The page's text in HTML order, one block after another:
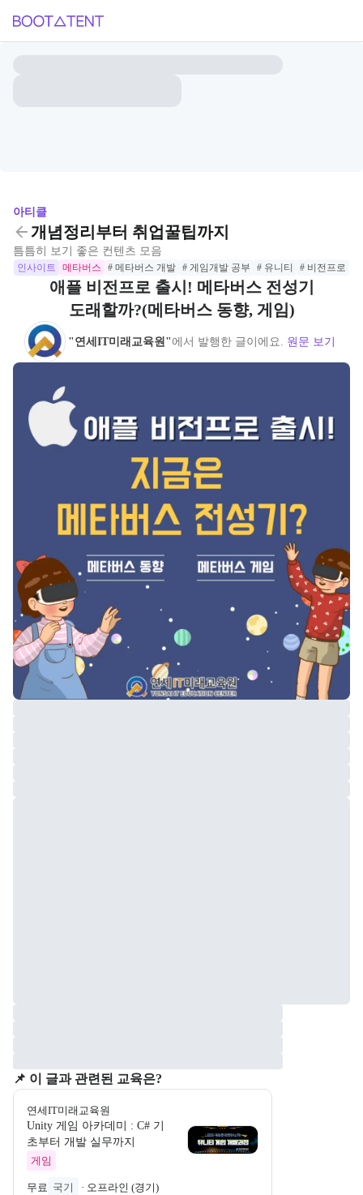
아티클
개념정리부터 취업꿀팁까지
틈틈히 보기 좋은 컨텐츠 모음
인사이트 메타버스 # 메타버스 개발 # 게임개발 공부 # 유니티 # 비전프로
애플 비전프로 출시! 메타버스 전성기
도래할까?(메타버스 동향, 게임)
"연세IT미래교육원"에서 발행한 글이에요. 원문 보기
📌 이 글과 관련된 교육은?
연세IT미래교육원
Unity 게임 아카데미 : C# 기
초부터 개발 실무까지
연세IT미래교육원
게임
연세IT미래교육원 Unity 게
무료 국기 · 오프라인 (경기)